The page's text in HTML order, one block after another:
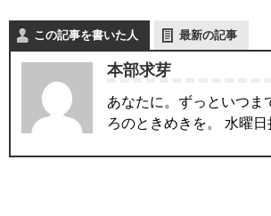
この記事を書いた人 最新の記事
本部求芽
あなたに。ずっといつま
ろのときめきを。 水曜日